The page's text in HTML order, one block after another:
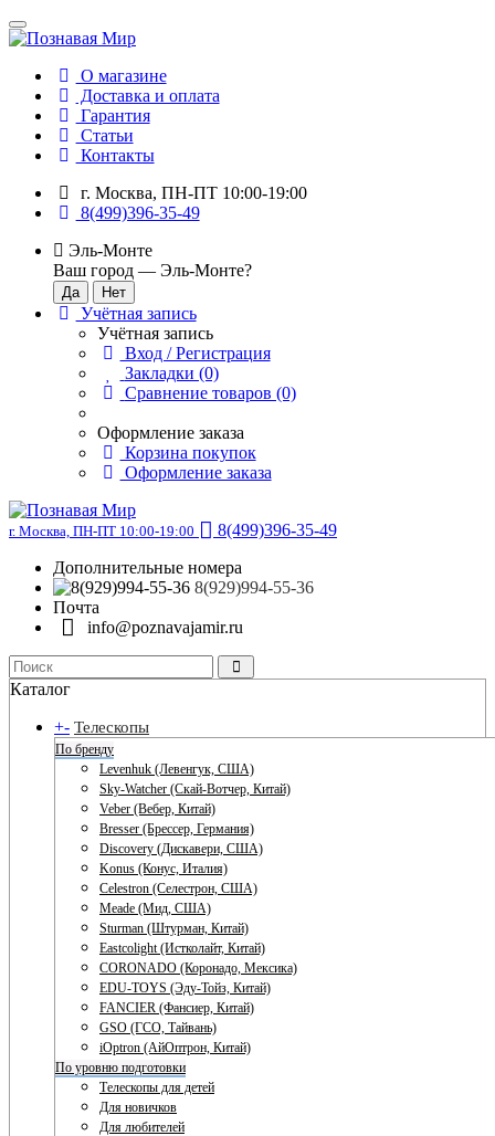
О магазине
Доставка и оплата
Гарантия
Статьи
Контакты
г. Москва, ПН-ПТ 10:00-19:00
8(499)396-35-49
Эль-Монте
Ваш город — Эль-Монте?
Учётная запись
Учётная запись
Вход / Регистрация
Закладки (0)
Сравнение товаров (0)
Оформление заказа
Корзина покупок
Оформление заказа
г. Москва, ПН-ПТ 10:00-19:00
8(499)396-35-49
Дополнительные номера
8(929)994-55-36
Почта
info@poznavajamir.ru
Каталог
+- Телескопы
По бренду
Levenhuk (Левенгук, США)
Sky-Watcher (Скай-Вотчер, Китай)
Veber (Вебер, Китай)
Bresser (Брессер, Германия)
Discovery (Дискавери, США)
Konus (Конус, Италия)
Celestron (Селестрон, США)
Meade (Мид, США)
Sturman (Штурман, Китай)
Eastcolight (Истколайт, Китай)
CORONADO (Коронадо, Мексика)
EDU-TOYS (Эду-Тойз, Китай)
FANCIER (Фансиер, Китай)
GSO (ГСО, Тайвань)
iOptron (АйОптрон, Китай)
По уровню подготовки
Телескопы для детей
Для новичков
Для любителей